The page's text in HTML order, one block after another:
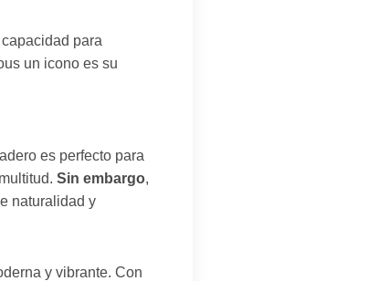
para
un icono es su
es perfecto para
Sin embargo,
naturalidad y
y vibrante. Con